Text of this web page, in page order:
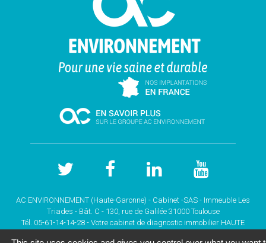
AC ENVIRONNEMENT (Haute-Garonne) - Cabinet -SAS - Immeuble Les
Triades - Bât. C - 130, rue de Galilée 31000 Toulouse
Tél. 05-61-14-14-28 - Votre cabinet de diagnostic immobilier HAUTE